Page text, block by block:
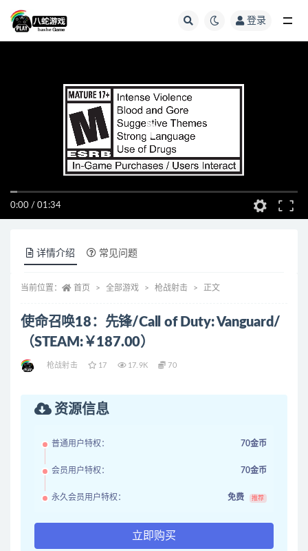
登录
0:00 / 01:34
详情介绍 常见问题
当前位置： 首页 全部游戏 枪战射击 正文
使命召唤18：先锋/Call of Duty: Vanguard/
（STEAM:￥187.00）
枪战射击 17 17.9K 70
资源信息
普通用户特权： 70金币
会员用户特权： 70金币
永久会员用户特权： 免费 推荐
立即购买